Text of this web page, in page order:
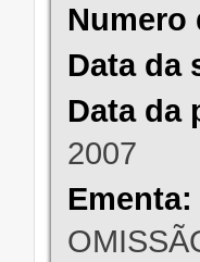
Numero
Data da
Data da
2007
Ementa: